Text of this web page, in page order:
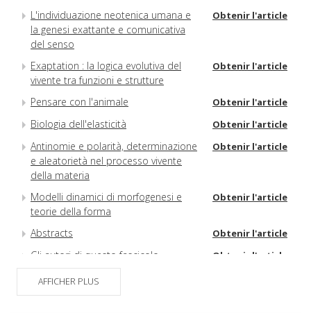
L'individuazione neotenica umana e
la genesi exattante e comunicativa
del senso
Obtenir l'article
Exaptation : la logica evolutiva del
vivente tra funzioni e strutture
Obtenir l'article
Pensare con l'animale Obtenir l'article
Biologia dell'elasticità Obtenir l'article
Antinomie e polarità, determinazione
e aleatorietà nel processo vivente
della materia
Obtenir l'article
Modelli dinamici di morfogenesi e
teorie della forma
Obtenir l'article
Abstracts Obtenir l'article
Gli autori di questo fascicolo Obtenir l'article
AFFICHER PLUS